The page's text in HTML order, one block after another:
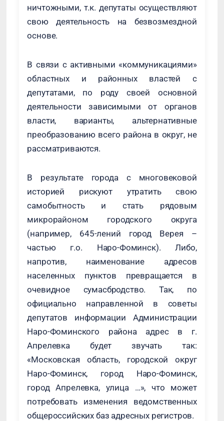
ничтожными, т.к. депутаты осуществляют
свою деятельность на безвозмездной
основе.
В связи с активными «коммуникациями»
областных и районных властей с
депутатами, по роду своей основной
деятельности зависимыми от органов
власти, варианты, альтернативные
преобразованию всего района в округ, не
рассматриваются.
В результате города с многовековой
историей рискуют утратить свою
самобытность и стать рядовым
микрорайоном городского округа
(например, 645-лений город Верея –
частью г.о. Наро-Фоминск). Либо,
напротив, наименование адресов
населенных пунктов превращается в
очевидное сумасбродство. Так, по
официально направленной в советы
депутатов информации Администрации
Наро-Фоминского района адрес в г.
Апрелевка будет звучать так:
«Московская область, городской округ
Наро-Фоминск, город Наро-Фоминск,
город Апрелевка, улица …», что может
потребовать изменения ведомственных
общероссийских баз адресных регистров.